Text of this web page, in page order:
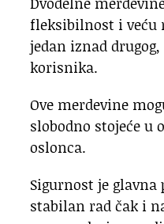
fleksibilnost i veću
jedan iznad
korisnika.
Ove merdevine
slobodno stojeće u
oslonca.
Sigurnost je
stabilan rad čak i